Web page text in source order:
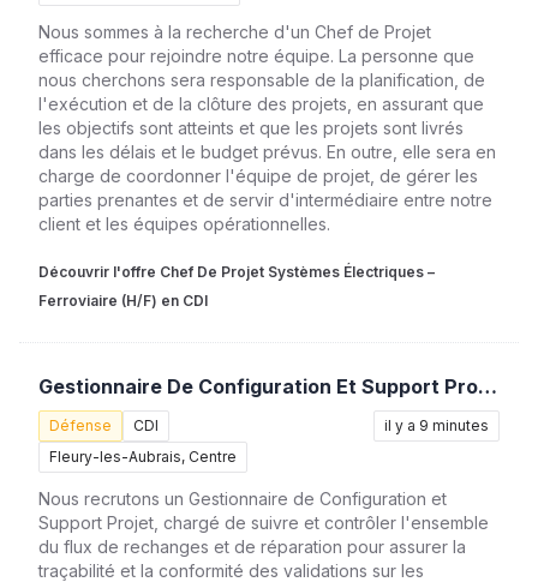
Nous sommes à la recherche d'un Chef de Projet
efficace pour rejoindre notre équipe. La personne que
nous cherchons sera responsable de la planification, de
l'exécution et de la clôture des projets, en assurant que
les objectifs sont atteints et que les projets sont livrés
dans les délais et le budget prévus. En outre, elle sera en
charge de coordonner l'équipe de projet, de gérer les
parties prenantes et de servir d'intermédiaire entre notre
client et les équipes opérationnelles.
Découvrir l'offre Chef De Projet Systèmes Électriques –
Ferroviaire (H/F) en CDI
Gestionnaire De Configuration Et Support Projet (H/F)
Défense
CDI
Fleury-les-Aubrais, Centre
il y a 9 minutes
Nous recrutons un Gestionnaire de Configuration et
Support Projet, chargé de suivre et contrôler l'ensemble
du flux de rechanges et de réparation pour assurer la
traçabilité et la conformité des validations sur les